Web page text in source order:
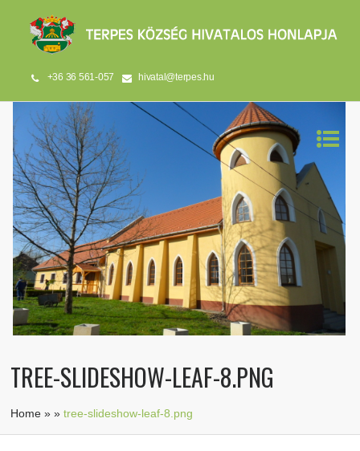
+36 36 561-057 hivatal@terpes.hu
TREE-SLIDESHOW-LEAF-8.PNG
Home »»tree-slideshow-leaf-8.png